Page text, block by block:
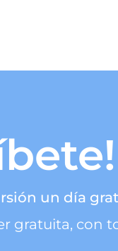
un día
gratuita, con